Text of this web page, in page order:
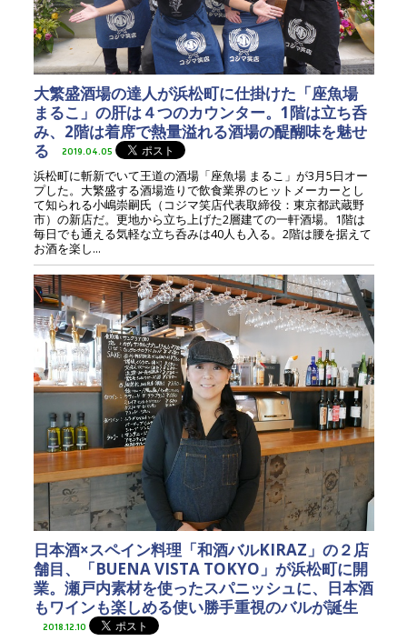
大繁盛酒場の達人が浜松町に仕掛けた「座魚場
まるこ」の肝は４つのカウンター。1階は立ち呑
み、2階は着席で熱量溢れる酒場の醍醐味を魅せ
る
2019.04.05
浜松町に斬新でいて王道の酒場「座魚場 まるこ」が3月5日オー
プした。大繁盛する酒場造りで飲食業界のヒットメーカーとし
て知られる小嶋崇嗣氏（コジマ笑店代表取締役：東京都武蔵野
市）の新店だ。更地から立ち上げた2層建ての一軒酒場。1階は
毎日でも通える気軽な立ち呑みは40人も入る。2階は腰を据えて
お酒を楽し...
日本酒×スペイン料理「和酒バルKIRAZ」の２店
舗目、「BUENA VISTA TOKYO」が浜松町に開
業。瀬戸内素材を使ったスパニッシュに、日本酒
もワインも楽しめる使い勝手重視のバルが誕生
2018.12.10